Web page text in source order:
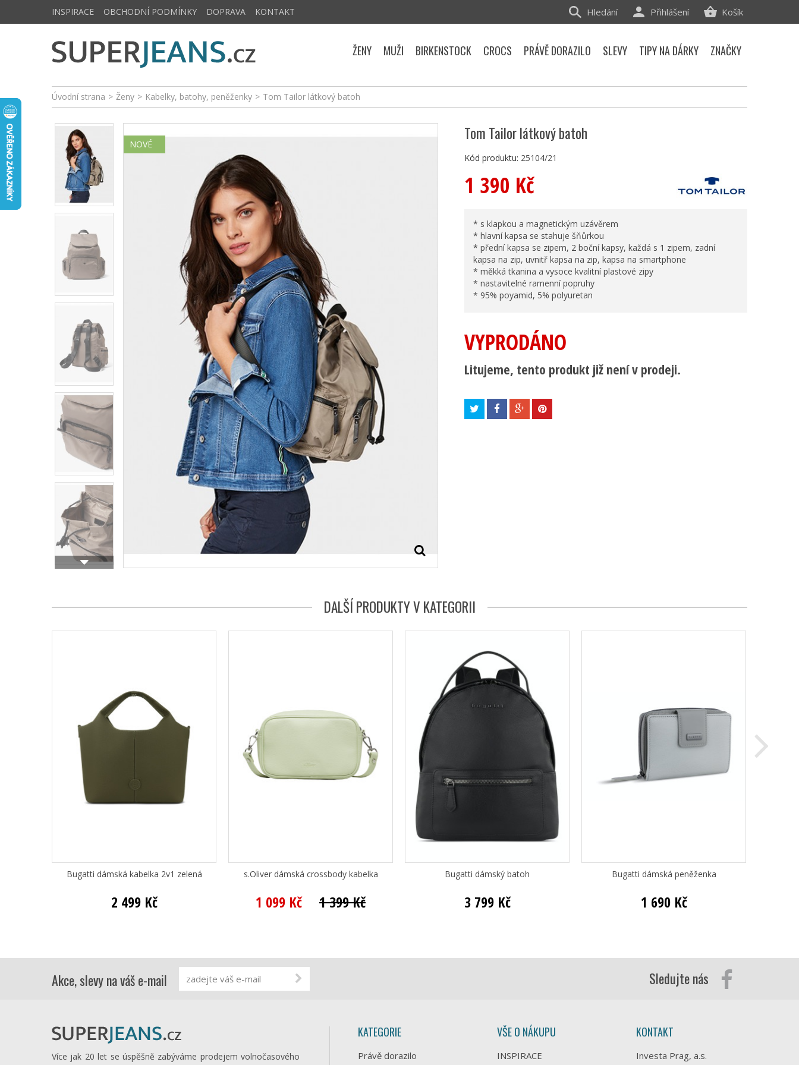
Úvodní strana > Ženy > Kabelky, batohy, peněženky > Tom Tailor látkový batoh
NOVÉ
Tom Tailor látkový batoh
Kód produktu: 25104/21
1 390 Kč
* s klapkou a magnetickým uzávěrem
* hlavní kapsa se stahuje šňůrkou
* přední kapsa se zipem, 2 boční kapsy, každá s 1 zipem, zadní
kapsa na zip, uvnitř kapsa na zip, kapsa na smartphone
* měkká tkanina a vysoce kvalitní plastové zipy
* nastavitelné ramenní popruhy
* 95% poyamid, 5% polyuretan
VYPRODÁNO
Litujeme, tento produkt již není v prodeji.
DALŠÍ PRODUKTY V KATEGORII
Bugatti dámská kabelka 2v1 zelená
2 499 Kč
s.Oliver dámská crossbody kabelka
1 099 Kč 1 399 Kč
Bugatti dámský batoh
3 799 Kč
Bugatti dámská peněženka
1 690 Kč
INSPIRACE OBCHODNÍ PODMÍNKY DOPRAVA KONTAKT Košík
Přihlášení
Hledání
ŽENY MUŽI BIRKENSTOCK CROCS PRÁVĚ DORAZILO SLEVY TIPY NA DÁRKY ZNAČKY
Akce, slevy na váš e-mail Sledujte nás
Více jak 20 let se úspěšně zabýváme prodejem volnočasového
KATEGORIE
Právě dorazilo
VŠE O NÁKUPU
INSPIRACE
KONTAKT
Investa Prag, a.s.